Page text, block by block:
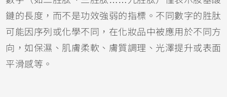
鏈的長度，而不是功效強弱的指標。不同數字的胜肽
可能因序列或化學不同，在化妝品中被應用於不同方
向，如保濕、肌膚柔軟、膚質調理、光澤提升或表面
平滑感等。